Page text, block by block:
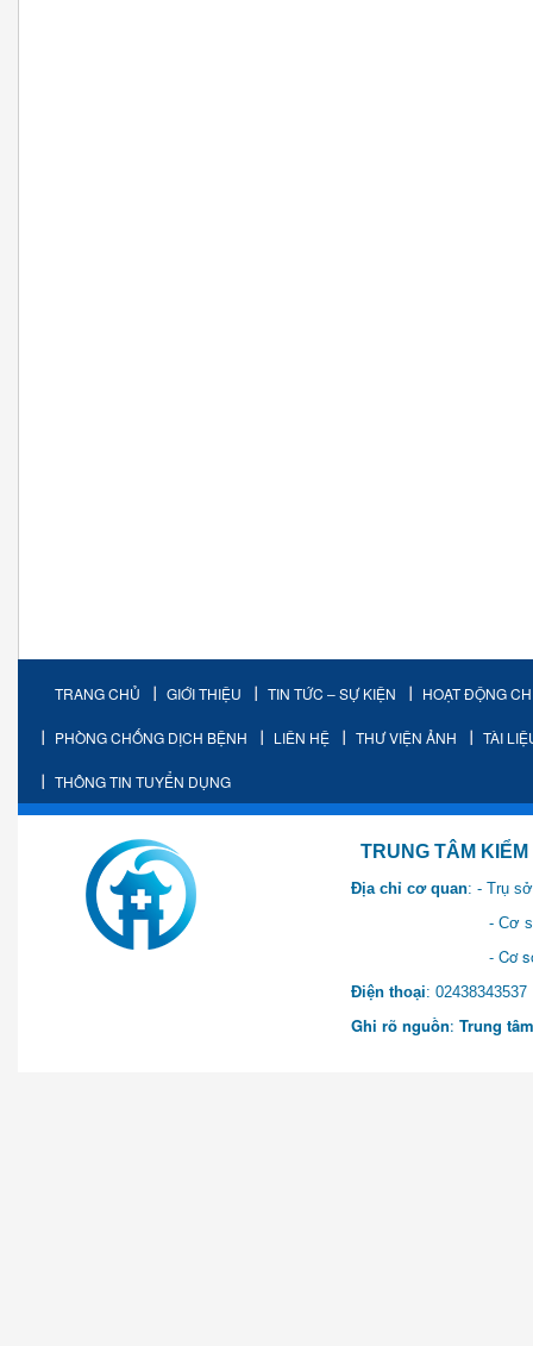
TRANG CHỦ GIỚI THIỆU TIN TỨC – SỰ KIỆN HOẠT ĐỘNG
PHÒNG CHỐNG DỊCH BỆNH LIÊN HỆ THƯ VIỆN ẢNH TÀI
THÔNG TIN TUYỂN DỤNG
TRUNG TÂM KIỂM SOÁT
Địa chỉ cơ quan: - Trụ
- Cơ sở 2: Khu Hành
- Cơ sở 3: Số 1 Ngõ 2
Điện thoại:
Ghi rõ nguồn: Trung